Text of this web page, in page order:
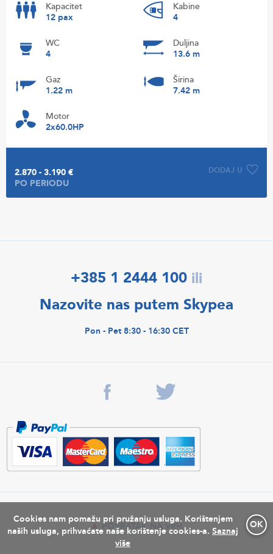
Cookies nam pomažu pri pružanju usluga. Korištenjem
naših usluga, prihvaćate naše korištenje cookies-a.
OK
Saznaj
više
Kapacitet
12 pax
Kabine
4
WC
4
Duljina
13.6 m
Gaz
1.22 m
Širina
7.42 m
Motor
2x60.0HP
DODAJ U
2.870 - 3.190 €
PO PERIODU
+385 1 2444 100 ili
Nazovite nas putem Skypea
Pon - Pet 8:30 - 16:30 CET
POVRATAK NA VRH